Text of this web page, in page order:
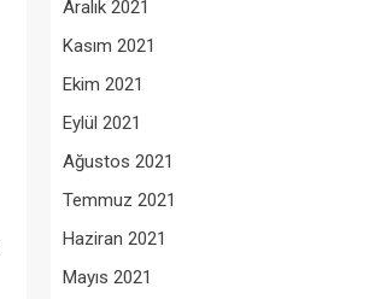
Aralık 2021
Kasım 2021
Ekim 2021
Eylül 2021
Ağustos 2021
Temmuz 2021
Haziran 2021
Mayıs 2021